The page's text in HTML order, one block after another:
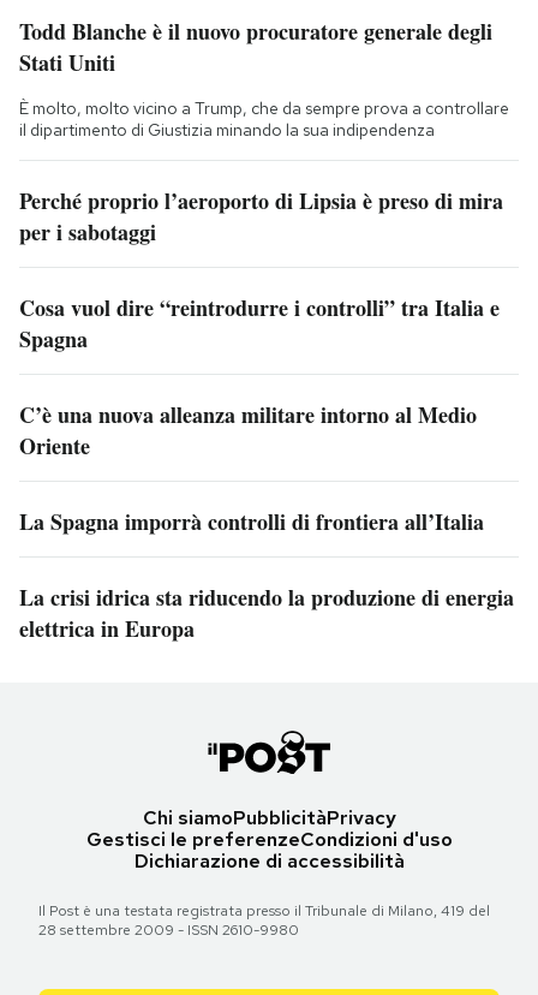
Todd Blanche è il nuovo procuratore generale degli
Stati Uniti
È molto, molto vicino a Trump, che da sempre prova a controllare
il dipartimento di Giustizia minando la sua indipendenza
Perché proprio l’aeroporto di Lipsia è preso di mira
per i sabotaggi
Cosa vuol dire “reintrodurre i controlli” tra Italia e
Spagna
C’è una nuova alleanza militare intorno al Medio
Oriente
La Spagna imporrà controlli di frontiera all’Italia
La crisi idrica sta riducendo la produzione di energia
elettrica in Europa
Chi siamoPubblicitàPrivacy
Gestisci le preferenzeCondizioni d'uso
Dichiarazione di accessibilità
Il Post è una testata registrata presso il Tribunale di Milano, 419 del
28 settembre 2009 - ISSN 2610-9980